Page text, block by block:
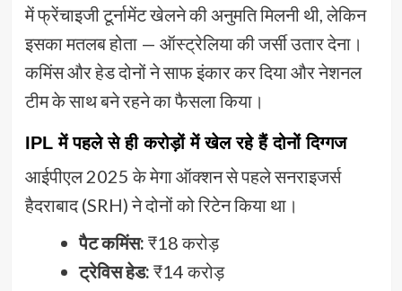
में फ्रेंचाइजी टूर्नामेंट खेलने की अनुमति मिलनी थी, लेकिन
इसका मतलब होता — ऑस्ट्रेलिया की जर्सी उतार देना।
कमिंस और हेड दोनों ने साफ इंकार कर दिया और नेशनल
टीम के साथ बने रहने का फैसला किया।
IPL में पहले से ही करोड़ों में खेल रहे हैं दोनों दिग्गज
आईपीएल 2025 के मेगा ऑक्शन से पहले सनराइजर्स
हैदराबाद (SRH) ने दोनों को रिटेन किया था।
पैट कमिंस: ₹18 करोड़
ट्रेविस हेड: ₹14 करोड़